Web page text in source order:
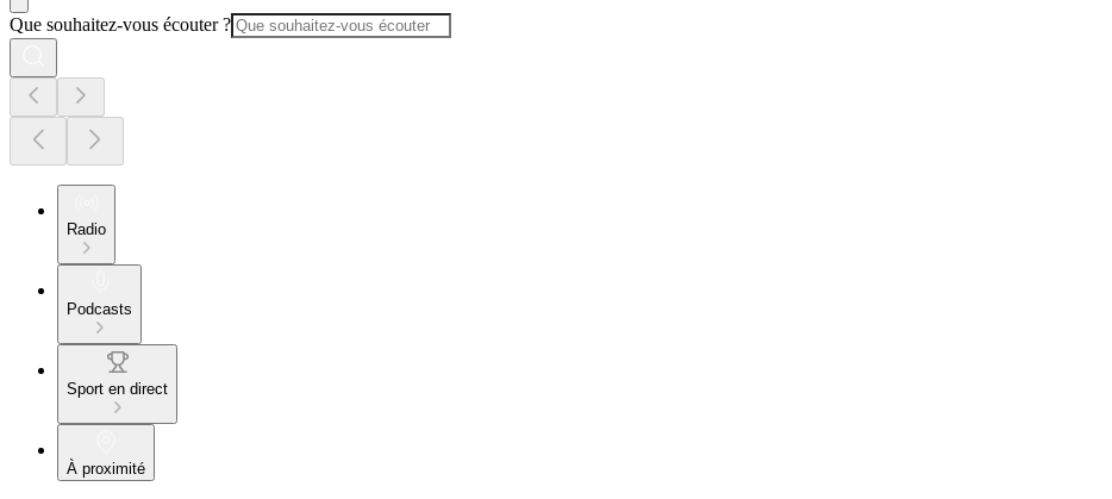
Que souhaitez-vous écouter ?
Radio
Podcasts
Sport en direct
À proximité